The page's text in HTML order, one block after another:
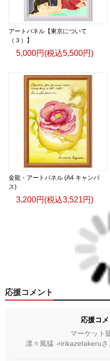
アートパネル【東京について
（３）】
5,000円(税込5,500円)
金龍・アートパネル (A4 キャンバ
ス)
3,200円(税込3,521円)
応援コメント
応援コ
マーケット
凛々風猛 -ririkazetakeruさ